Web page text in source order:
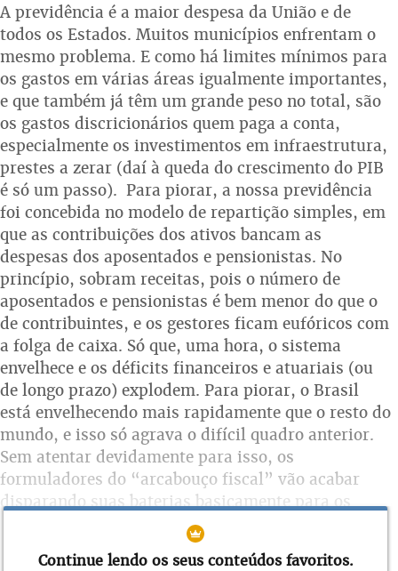
A previdência é a maior despesa da União e de
todos os Estados. Muitos municípios enfrentam o
mesmo problema. E como há limites mínimos para
os gastos em várias áreas igualmente importantes,
e que também já têm um grande peso no total, são
os gastos discricionários quem paga a conta,
especialmente os investimentos em infraestrutura,
prestes a zerar (daí à queda do crescimento do PIB
é só um passo). Para piorar, a nossa previdência
foi concebida no modelo de repartição simples, em
que as contribuições dos ativos bancam as
despesas dos aposentados e pensionistas. No
princípio, sobram receitas, pois o número de
aposentados e pensionistas é bem menor do que o
de contribuintes, e os gestores ficam eufóricos com
a folga de caixa. Só que, uma hora, o sistema
envelhece e os déficits financeiros e atuariais (ou
de longo prazo) explodem. Para piorar, o Brasil
está envelhecendo mais rapidamente que o resto do
mundo, e isso só agrava o difícil quadro anterior.
Sem atentar devidamente para isso, os
formuladores do “arcabouço fiscal” vão acabar
disparando suas baterias basicamente para os
ganhos de arrecadação, o que dificilmente
resolverá o problema fiscal brasileiro.
Continue lendo os seus conteúdos favoritos.